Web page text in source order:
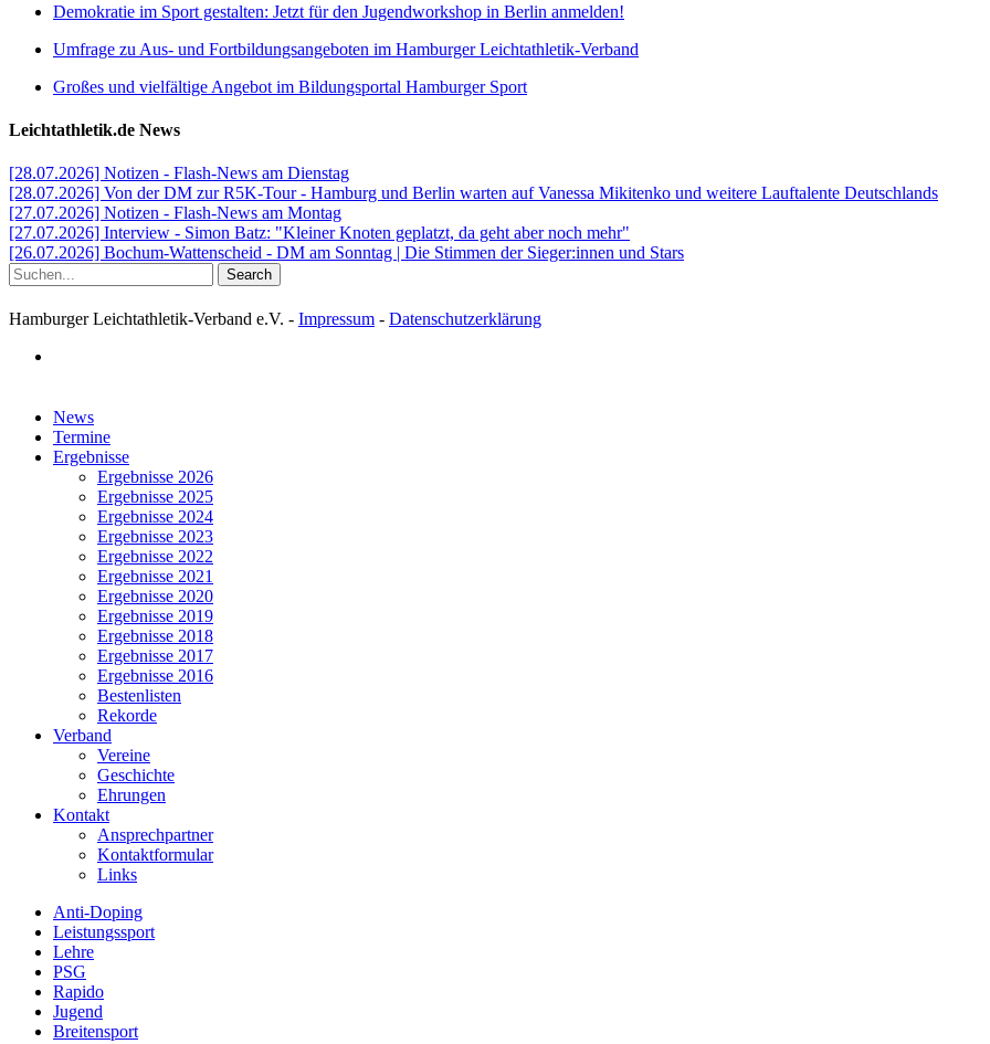
Demokratie im Sport gestalten: Jetzt für den Jugendworkshop in Berlin anmelden!
Umfrage zu Aus- und Fortbildungsangeboten im Hamburger Leichtathletik-Verband
Großes und vielfältige Angebot im Bildungsportal Hamburger Sport
Leichtathletik.de News
[28.07.2026] Notizen - Flash-News am Dienstag
[28.07.2026] Von der DM zur R5K-Tour - Hamburg und Berlin warten auf Vanessa Mikitenko und weitere Lauftalente Deutschlands
[27.07.2026] Notizen - Flash-News am Montag
[27.07.2026] Interview - Simon Batz: "Kleiner Knoten geplatzt, da geht aber noch mehr"
[26.07.2026] Bochum-Wattenscheid - DM am Sonntag | Die Stimmen der Sieger:innen und Stars
Search
Hamburger Leichtathletik-Verband e.V. - Impressum - Datenschutzerklärung
Close
Menu
News
Termine
Ergebnisse
Ergebnisse 2026
Ergebnisse 2025
Ergebnisse 2024
Ergebnisse 2023
Ergebnisse 2022
Ergebnisse 2021
Ergebnisse 2020
Ergebnisse 2019
Ergebnisse 2018
Ergebnisse 2017
Ergebnisse 2016
Bestenlisten
Rekorde
Verband
Vereine
Geschichte
Ehrungen
Kontakt
Ansprechpartner
Kontaktformular
Links
Anti-Doping
Leistungssport
Lehre
PSG
Rapido
Jugend
Breitensport